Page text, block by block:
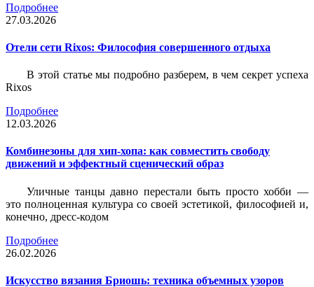
Подробнее
27.03.2026
Отели сети Rixos: Философия совершенного отдыха
В этой статье мы подробно разберем, в чем секрет успеха
Rixos
Подробнее
12.03.2026
Комбинезоны для хип-хопа: как совместить свободу
движений и эффектный сценический образ
Уличные танцы давно перестали быть просто хобби —
это полноценная культура со своей эстетикой, философией и,
конечно, дресс-кодом
Подробнее
26.02.2026
Искусство вязания Бриошь: техника объемных узоров